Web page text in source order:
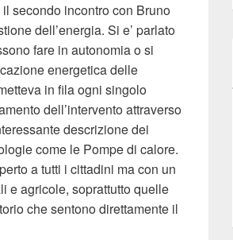
secondo incontro con Bruno
dell’energia. Si e’ parlato
fare in autonomia o si
energetica delle
in fila ogni singolo
dell’intervento attraverso
descrizione dei
come le Pompe di calore.
a tutti i cittadini ma con un
e agricole, soprattutto quelle
che sentono direttamente il